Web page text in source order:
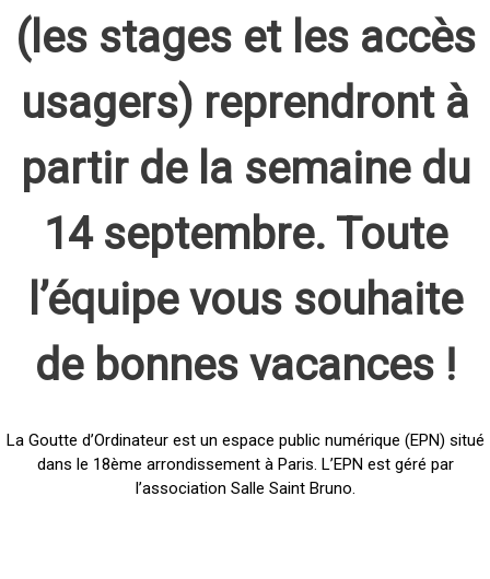
(les stages et les accès
usagers) reprendront à
partir de la semaine du
14 septembre. Toute
l’équipe vous souhaite
de bonnes vacances !
La Goutte d’Ordinateur est un espace public numérique (EPN) situé
dans le 18ème arrondissement à Paris. L’EPN est géré par
l’association Salle Saint Bruno.